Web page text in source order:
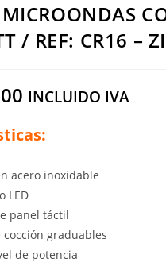
/ REF: CR16 –
INCLUIDO IVA
acero inoxidable
LED
panel táctil
cocción graduables
de potencia